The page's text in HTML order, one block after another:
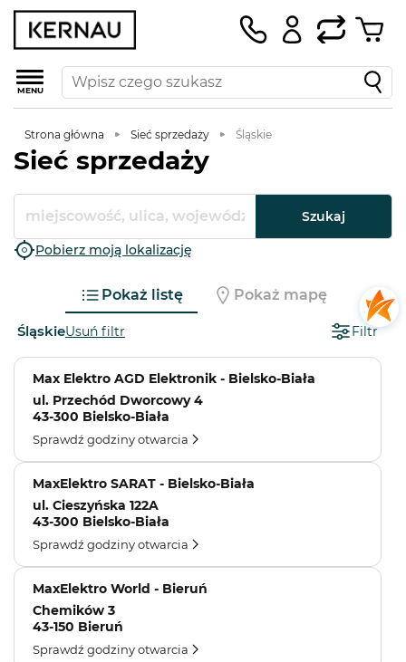
MENU
Strona główna Sieć sprzedaży Śląskie
Sieć sprzedaży
Szukaj
Pobierz moją lokalizację
Pokaż listę Pokaż mapę
ŚląskieUsuń filtr Filtr
Max Elektro AGD Elektronik - Bielsko-Biała
ul. Przechód Dworcowy 4
43-300 Bielsko-Biała
Sprawdź godziny otwarcia
MaxElektro SARAT - Bielsko-Biała
ul. Cieszyńska 122A
43-300 Bielsko-Biała
Sprawdź godziny otwarcia
MaxElektro World - Bieruń
Chemików 3
43-150 Bieruń
Sprawdź godziny otwarcia